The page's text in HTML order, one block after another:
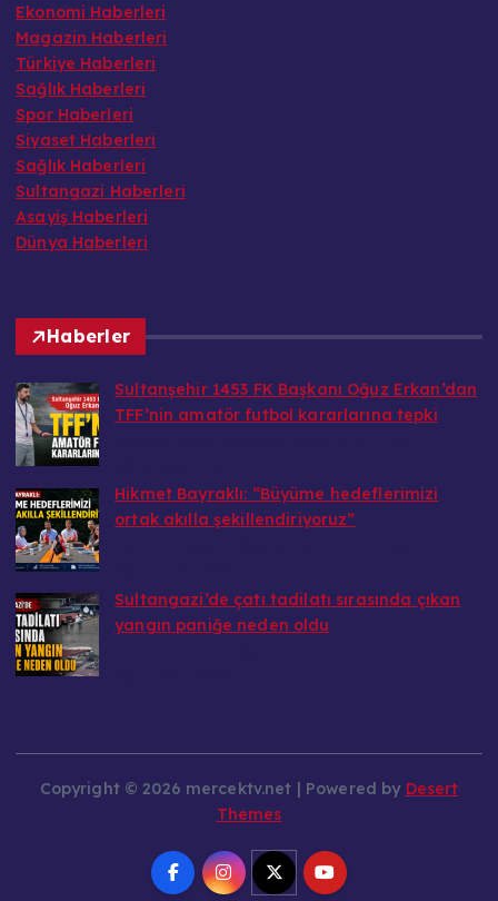
Magazin Haberleri
Türkiye Haberleri
Sağlık Haberleri
Spor Haberleri
Siyaset Haberleri
Sağlık Haberleri
Sultangazi Haberleri
Asayiş Haberleri
Dünya Haberleri
TFF’nin amatör futbol kararlarına tepki
mercektvdestek@gmail.com tarafından
ortak akılla şekillendiriyoruz”
mercektvdestek@gmail.com tarafından
yangın paniğe neden oldu
mercektvdestek@gmail.com tarafından
Themes